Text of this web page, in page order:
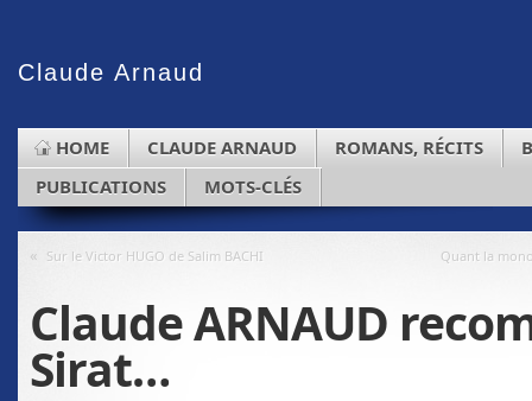
Claude Arnaud
HOME CLAUDE ARNAUD ROMANS, RÉCITS
PUBLICATIONS
MOTS-CLÉS
« Sur le Victor HUGO de Salim BACHI Quant la
Claude ARNAUD
Sirat…